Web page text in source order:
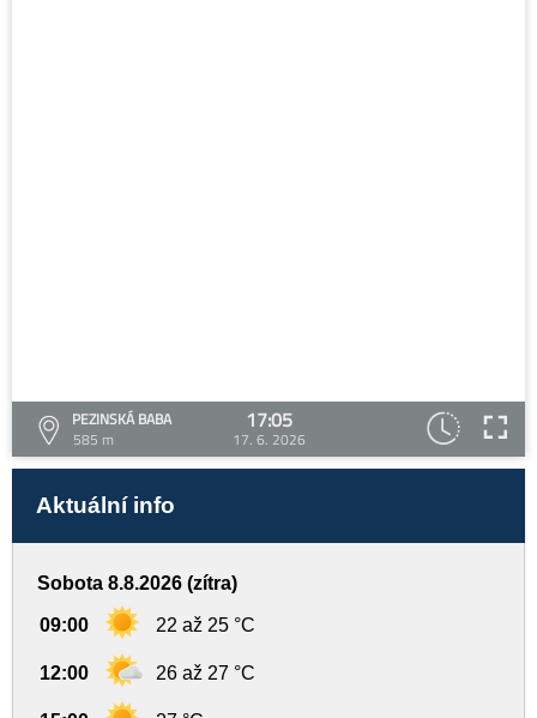
PEZINSKÁ BABA
585 m
17:05
17. 6. 2026
Aktuální info
Sobota 8.8.2026 (zítra)
09:00 22 až 25 °C
12:00 26 až 27 °C